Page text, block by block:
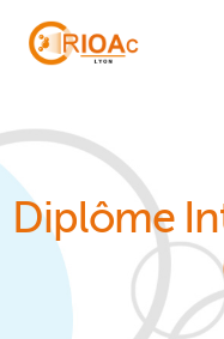
Diplôme
Panneau de gestion des